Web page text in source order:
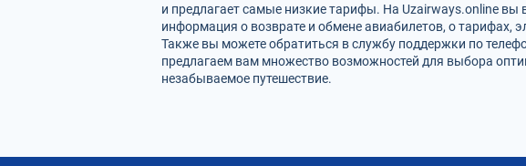
и предлагает самые низкие тарифы. На Uzairways.online
информация о возврате и обмене авиабилетов, о тарифах,
Также вы можете обратиться в службу поддержки по
предлагаем вам множество возможностей для выбора
незабываемое путешествие.